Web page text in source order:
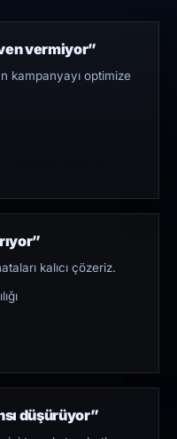
vermiyor”
kampanyayı optimize
kalıcı çözeriz.
düşürüyor”